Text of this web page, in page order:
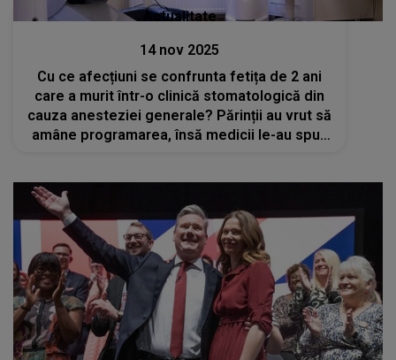
Actualitate
14 nov 2025
Cu ce afecțiuni se confrunta fetița de 2 ani
care a murit într-o clinică stomatologică din
cauza anesteziei generale? Părinții au vrut să
amâne programarea, însă medicii le-au spus